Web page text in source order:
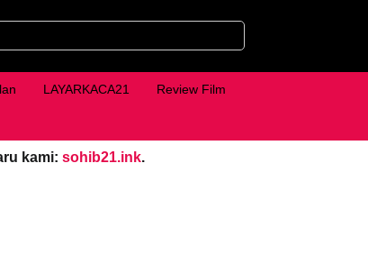
LAYARKACA21 Review Film
kami: sohib21.ink.